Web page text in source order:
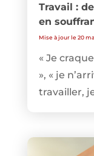
Travail :
en
Mise à jour le 20
« Je
», « je
travailler,